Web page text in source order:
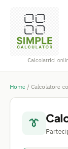
Calcolatrici
Home / Calcolatore
👔